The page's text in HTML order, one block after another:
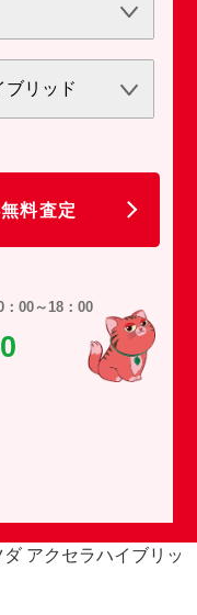
料査定
00～18：00
アクセラハイブリッ